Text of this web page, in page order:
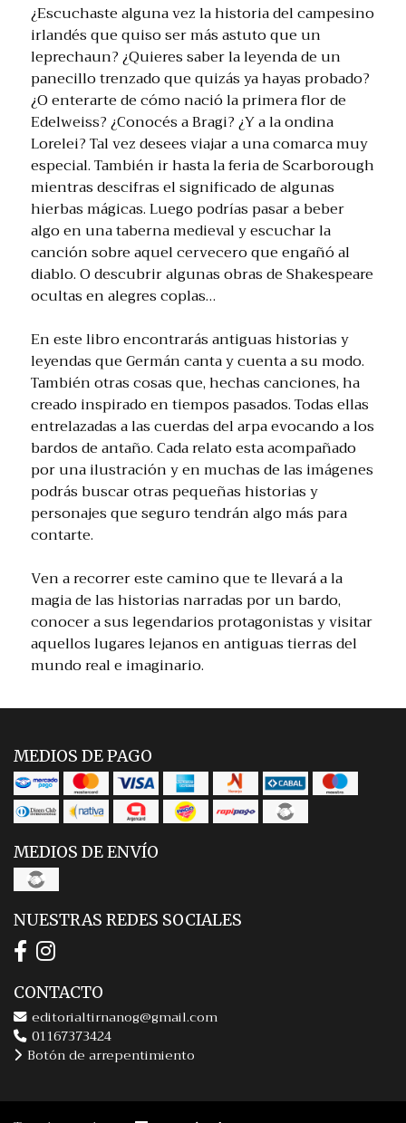
¿Escuchaste alguna vez la historia del campesino
irlandés que quiso ser más astuto que un
leprechaun? ¿Quieres saber la leyenda de un
panecillo trenzado que quizás ya hayas probado?
¿O enterarte de cómo nació la primera flor de
Edelweiss? ¿Conocés a Bragi? ¿Y a la ondina
Lorelei? Tal vez desees viajar a una comarca muy
especial. También ir hasta la feria de Scarborough
mientras descifras el significado de algunas
hierbas mágicas. Luego podrías pasar a beber
algo en una taberna medieval y escuchar la
canción sobre aquel cervecero que engañó al
diablo. O descubrir algunas obras de Shakespeare
ocultas en alegres coplas…
En este libro encontrarás antiguas historias y
leyendas que Germán canta y cuenta a su modo.
También otras cosas que, hechas canciones, ha
creado inspirado en tiempos pasados. Todas ellas
entrelazadas a las cuerdas del arpa evocando a los
bardos de antaño. Cada relato esta acompañado
por una ilustración y en muchas de las imágenes
podrás buscar otras pequeñas historias y
personajes que seguro tendrán algo más para
contarte.
Ven a recorrer este camino que te llevará a la
magia de las historias narradas por un bardo,
conocer a sus legendarios protagonistas y visitar
aquellos lugares lejanos en antiguas tierras del
mundo real e imaginario.
MEDIOS DE PAGO
MEDIOS DE ENVÍO
NUESTRAS REDES SOCIALES
CONTACTO
editorialtirnanog@gmail.com
01167373424
Botón de arrepentimiento